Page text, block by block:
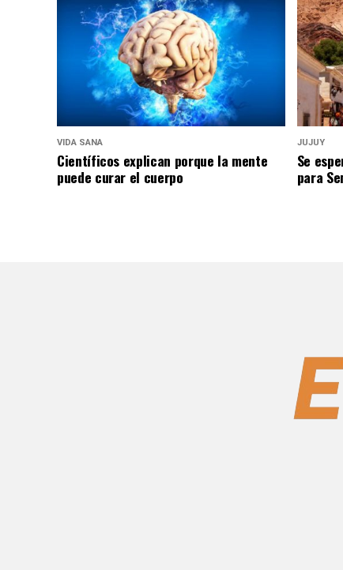
VIDA SANA
Científicos explican porque la mente
puede curar el cuerpo
JUJUY
Se
para